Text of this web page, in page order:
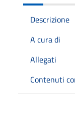
Descrizione
A cura di
Allegati
Contenuti